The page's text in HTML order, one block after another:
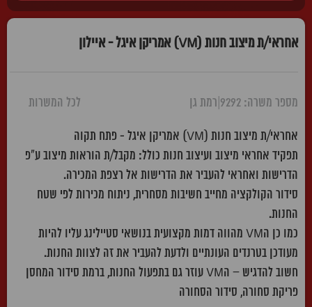
אחראי/ת מיצוב חנות (VM) אמריקן איגל - איילון
מספר משרה: 9292 רמת גן לכל המשרות
אחראי/ת מיצוב חנות (VM) אמריקן איגל - פתח תקוה
תפקיד אחראי מיצוב ועיצוב חנות כולל: מקבל/ת הוראות מיצוב ע"פ
הדרישות ואחראי להעביר את הדרישות אל רצפת המכירה.
סידור הקולקציה מחייב חשיבות מסחרית, ניתוח מכירות לפי שטח
החנות.
כמו כן הVM מהווה דמות מקצועית בנושאי סטיילינג עליו להיות
מעודכן בטרנדים העונתיים ולדעת להעביר את זה לצוות החנות.
חשוב להדגיש – הVM עוזר גם בתפעול החנות, ברמת סידור המחסן
פריקת סחורה, סידור הסחורה